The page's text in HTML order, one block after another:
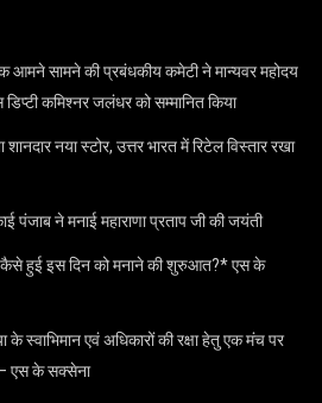
आमने सामने की प्रबंधकीय कमेटी ने मान्यवर महोदय
कमिश्नर जलंधर को सम्मानित किया
नया स्टोर, उत्तर भारत में रिटेल विस्तार रखा
पंजाब ने मनाई महाराणा प्रताप जी की जयंती
कैसे हुई इस दिन को मनाने की शुरुआत?* एस के
स्वाभिमान एवं अधिकारों की रक्षा हेतु एक मंच पर
– एस के सक्सेना